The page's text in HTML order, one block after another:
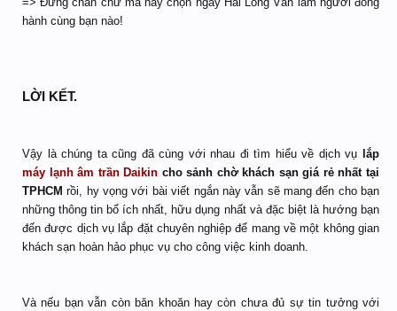
hành cùng bạn nào!
LỜI KẾT.
Vậy là chúng ta cũng đã cùng với nhau đi tìm hiểu về dịch vụ
lắp
máy lạnh âm trần Daikin cho sảnh chờ khách sạn giá rẻ nhất tại
TPHCM rồi, hy vọng với bài viết ngắn này vẫn sẽ mang đến cho bạn
những thông tin bổ ích nhất, hữu dụng nhất và đặc biệt là hướng bạn
đến được dịch vụ lắp đặt chuyên nghiệp để mang về một không gian
khách sạn hoàn hảo phục vụ cho công việc kinh doanh.
Và nếu bạn vẫn còn băn khoăn hay còn chưa đủ sự tin tưởng với